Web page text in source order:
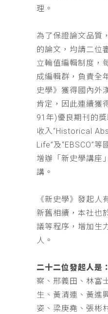
理。
為了保證論文品質
的論文，均請二位
立輪值編輯制度，
成編輯群，負責全
史學》獲得國內外
肯定，因此連續獲
91年)優良期刊的
收入“Historical
Life”及“EBSCO”
增辦「新史學講座
講。
《新史學》發起
新舊相續，本社也
議等程序，增加生
人。
二十二位發起人是：
察、邢義田、林富
生、黃清連、黃進
姿、梁庚堯、張彬